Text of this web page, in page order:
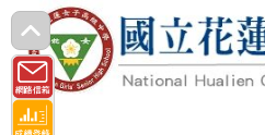
跳
轉
至
主